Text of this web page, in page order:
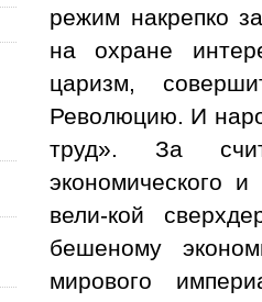
режим накрепко
на охране
царизм,
Революцию. И
труд». За
экономического
вели-кой
бешеному
мирового